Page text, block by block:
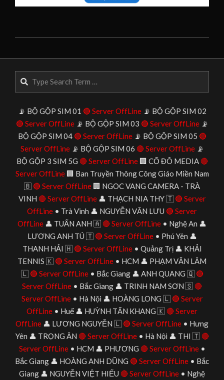
10-
📡 BỘ GỘP SIM 01 🔴 Server OffLine📡 BỘ GỘP SIM 02
🔴 Server OffLine📡 BỘ GỘP SIM 03 🔴 Server OffLine📡
BỘ GỘP SIM 04 🔴 Server OffLine📡 BỘ GỘP SIM 05 🔴
Server OffLine📡 BỘ GỘP SIM 06 🔴 Server OffLine📡
BỘ GỘP 3 SIM 5G 🔴 Server OffLine🏢 CỐ ĐÔ MEDIA 🔴
Server OffLine🏢 Ban Truyền Thông Công Giáo Miền Nam
🇧 🔴 Server OffLine 🏢 NGOC VANG CAMERA - TRÀ
VINH 🔴 Server OffLine👤 THẠCH NIA THY 🇹 🔴 Server
OffLine • Trà Vinh 👤 NGUYỄN VĂN LƯU 🔴 Server
OffLine 👤 TUẤN ANH 🇦 🔴 Server OffLine • Nghệ An 👤
LƯƠNG ANH TÚ 🇹 🔴 Server OffLine• Phú Yên 👤
THANH HẢI 🇭 🔴 Server OffLine• Quảng Trị 👤 KHẢI
TENNIS 🇰 🔴 Server OffLine • HCM 👤 PHẠM VĂN LÂM
🇱 🔴 Server OffLine• Bắc Giang 👤 ANH QUANG 🇶 🔴
Server OffLine • Bắc Giang 👤 TRINH NAM SƠN 🇸 🔴
Server OffLine• Hà Nội 👤 HOÀNG LONG 🇱 🔴 Server
OffLine • Huế 👤 HUỲNH TẤN KHANG 🇰 🔴 Server
OffLine 👤 LƯƠNG NGUYỄN 🇱 🔴 Server OffLine • Hưng
Yên 👤 TRỌNG ÂN 🔴 Server OffLine• Hà Nội 👤 THI 🇹 🔴
Server OffLine• HCM 👤 PHƯƠNG 🔴 Server OffLine•
Bắc Giang 👤 HOÀNG ANH DŨNG 🔴 Server OffLine • Bắc
Giang 👤 NGUYỄN VIỆT HIẾU 🔴 Server OffLine • Nghệ